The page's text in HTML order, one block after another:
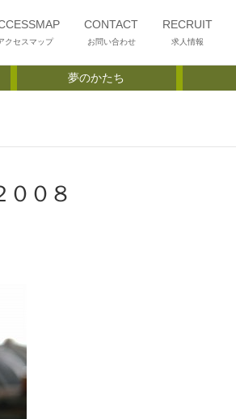
クセスマップ
CONTACT
お問い合わせ
RECRUIT
求人情報
夢のかたち
００８